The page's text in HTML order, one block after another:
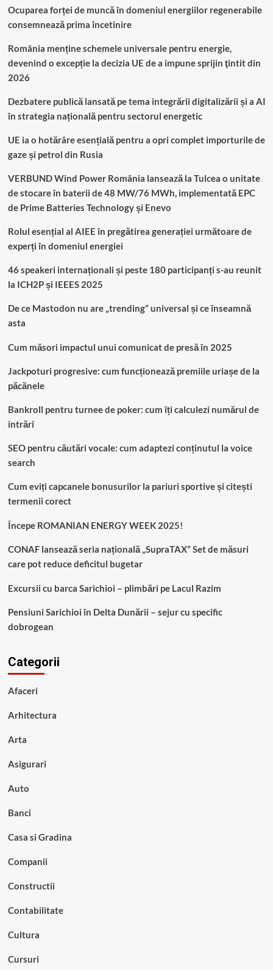
Ocuparea forței de muncă în domeniul energiilor regenerabile
consemnează prima încetinire
România menține schemele universale pentru energie,
devenind o excepție la decizia UE de a impune sprijin ţintit din
2026
Dezbatere publică lansată pe tema integrării digitalizării și a AI
în strategia națională pentru sectorul energetic
UE ia o hotărâre esențială pentru a opri complet importurile de
gaze și petrol din Rusia
VERBUND Wind Power România lansează la Tulcea o unitate
de stocare în baterii de 48 MW/76 MWh, implementată EPC
de Prime Batteries Technology și Enevo
Rolul esențial al AIEE în pregătirea generației următoare de
experți în domeniul energiei
46 speakeri internaționali și peste 180 participanți s-au reunit
la ICH2P și IEEES 2025
De ce Mastodon nu are „trending” universal și ce înseamnă
asta
Cum măsori impactul unui comunicat de presă în 2025
Jackpoturi progresive: cum funcționează premiile uriașe de la
păcănele
Bankroll pentru turnee de poker: cum îți calculezi numărul de
intrări
SEO pentru căutări vocale: cum adaptezi conținutul la voice
search
Cum eviți capcanele bonusurilor la pariuri sportive și citești
termenii corect
Începe ROMANIAN ENERGY WEEK 2025!
CONAF lansează seria națională „SupraTAX” Set de măsuri
care pot reduce deficitul bugetar
Excursii cu barca Sarichioi – plimbări pe Lacul Razim
Pensiuni Sarichioi în Delta Dunării – sejur cu specific
dobrogean
Categorii
Afaceri
Arhitectura
Arta
Asigurari
Auto
Banci
Casa si Gradina
Companii
Constructii
Contabilitate
Cultura
Cursuri